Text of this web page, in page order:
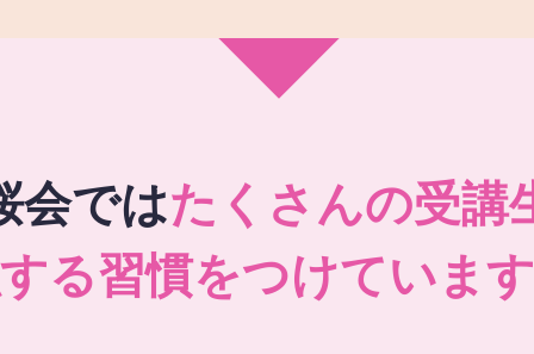
会ではたくさんの受講
る習慣をつけています